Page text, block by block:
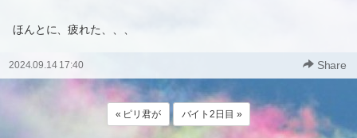
ほんとに、疲れた、、、
2024.09.14 17:40 Share
« ピリ君が バイト2日目 »